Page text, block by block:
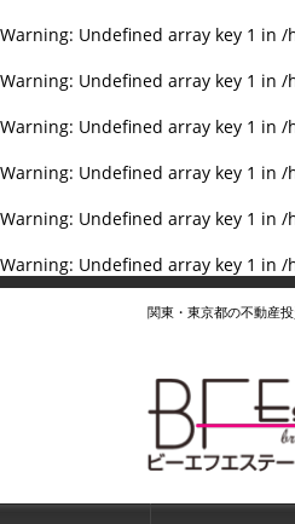
Warning: Undefined array key 1 in /
Warning: Undefined array key 1 in /
Warning: Undefined array key 1 in /
Warning: Undefined array key 1 in /
Warning: Undefined array key 1 in /
Warning: Undefined array key 1 in /
関東・東京都の不動産